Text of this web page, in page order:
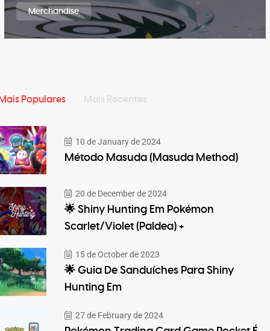
Merchandise
Populares Mais Recentes
10 de January de 2024
Método Masuda (Masuda Method)
20 de December de 2024
🌟 Shiny Hunting Em Pokémon
Scarlet/Violet (Paldea) +
15 de October de 2023
🌟 Guia De Sanduíches Para Shiny
Hunting Em
27 de February de 2024